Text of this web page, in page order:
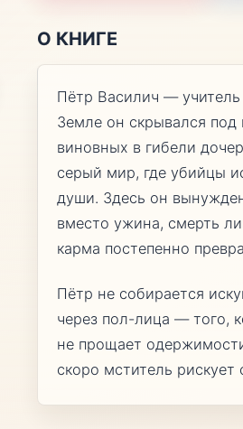
О КНИГЕ
Пётр Василич —
Земле он скрывался
виновных в гибели
серый мир, где убийцы
души. Здесь он
вместо ужина, смерть
карма постепенно
Пётр не собирается
через пол-лица — того,
не прощает
скоро мститель рискует